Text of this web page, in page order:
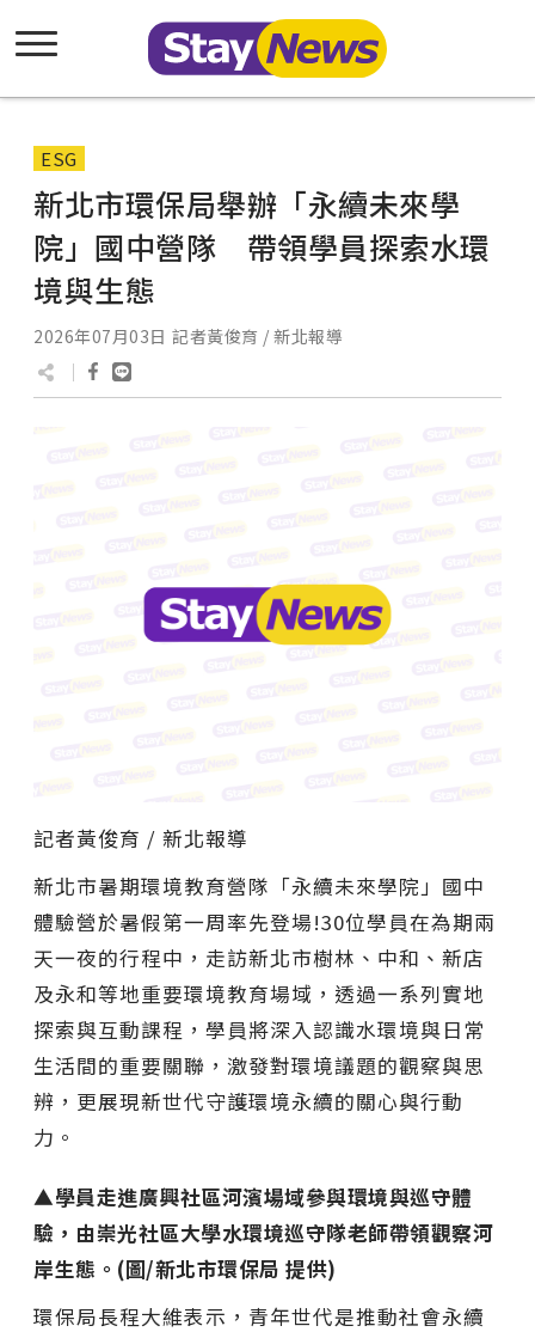
ESG
新北市環保局舉辦「永續未來學
院」國中營隊 帶領學員探索水環
境與生態
2026年07月03日 記者黃俊育 / 新北報導
記者黃俊育 / 新北報導
新北市暑期環境教育營隊「永續未來學院」國中
體驗營於暑假第一周率先登場!30位學員在為期兩
天一夜的行程中，走訪新北市樹林、中和、新店
及永和等地重要環境教育場域，透過一系列實地
探索與互動課程，學員將深入認識水環境與日常
生活間的重要關聯，激發對環境議題的觀察與思
辨，更展現新世代守護環境永續的關心與行動
力。
▲學員走進廣興社區河濱場域參與環境與巡守體
驗，由崇光社區大學水環境巡守隊老師帶領觀察河
岸生態。(圖/新北市環保局 提供)
環保局長程大維表示，青年世代是推動社會永續